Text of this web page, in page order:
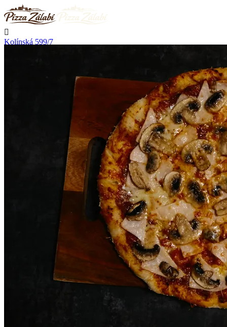

Kolínská 599/7
Přestává rozvážet v 20:30